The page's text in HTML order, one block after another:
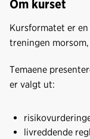
Om kurset
Kursformatet er
treningen
Temaene
er valgt ut:
livreddende